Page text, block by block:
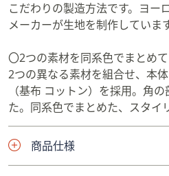
こだわりの製造方法です。ヨー
メーカーが生地を制作していま
〇2つの素材を同系色でまとめて
2つの異なる素材を組合せ、本
（基布 コットン）を採用。角
た。同系色でまとめた、スタイ
商品仕様